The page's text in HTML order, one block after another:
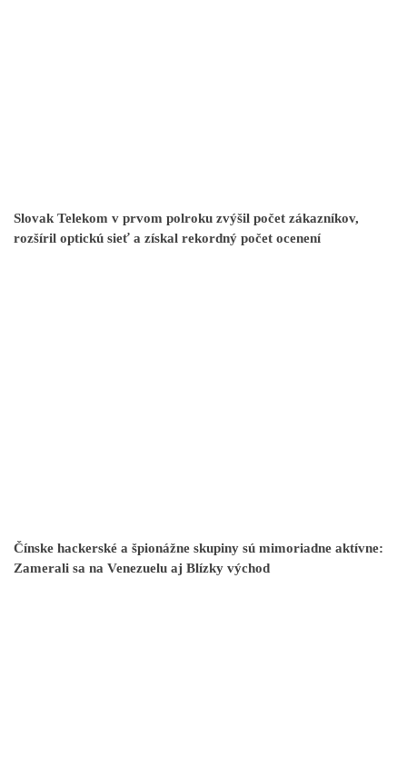
Slovak Telekom v prvom polroku zvýšil počet zákazníkov,
rozšíril optickú sieť a získal rekordný počet ocenení
Čínske hackerské a špionážne skupiny sú mimoriadne aktívne:
Zamerali sa na Venezuelu aj Blízky východ